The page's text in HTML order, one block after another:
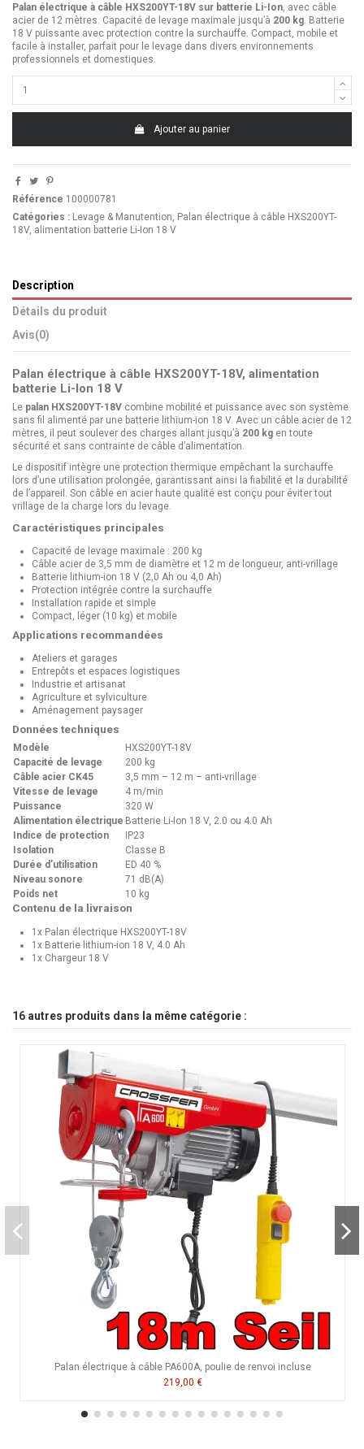
Palan électrique à câble HXS200YT-18V sur batterie Li-Ion , avec câble
acier de 12 mètres. Capacité de levage maximale jusqu’à 200 kg . Batterie
18 V puissante avec protection contre la surchauffe. Compact, mobile et
facile à installer, parfait pour le levage dans divers environnements
professionnels et domestiques.
Ajouter au panier
Référence 100000781
Catégories : Levage & Manutention, Palan électrique à câble HXS200YT-
18V, alimentation batterie Li-Ion 18 V
Description
Détails du produit
Avis(0)
Palan électrique à câble HXS200YT-18V, alimentation
batterie Li-Ion 18 V
Le palan HXS200YT-18V combine mobilité et puissance avec son système
sans fil alimenté par une batterie lithium-ion 18 V. Avec un câble acier de 12
mètres, il peut soulever des charges allant jusqu’à 200 kg en toute
sécurité et sans contrainte de câble d’alimentation.
Le dispositif intègre une protection thermique empêchant la surchauffe
lors d’une utilisation prolongée, garantissant ainsi la fiabilité et la durabilité
de l’appareil. Son câble en acier haute qualité est conçu pour éviter tout
vrillage de la charge lors du levage.
Caractéristiques principales
Capacité de levage maximale : 200 kg
Câble acier de 3,5 mm de diamètre et 12 m de longueur, anti-vrillage
Batterie lithium-ion 18 V (2,0 Ah ou 4,0 Ah)
Protection intégrée contre la surchauffe
Installation rapide et simple
Compact, léger (10 kg) et mobile
Applications recommandées
Ateliers et garages
Entrepôts et espaces logistiques
Industrie et artisanat
Agriculture et sylviculture
Aménagement paysager
Données techniques
Modèle
HXS200YT-18V
Capacité de levage
200 kg
Câble acier CK45
3,5 mm – 12 m – anti-vrillage
Vitesse de levage
4 m/min
Puissance
320 W
Alimentation électrique Batterie Li-Ion 18 V, 2.0 ou 4.0 Ah
Indice de protection
IP23
Isolation
Classe B
Durée d’utilisation
ED 40 %
Niveau sonore
71 dB(A)
Poids net
10 kg
Contenu de la livraison
1x Palan électrique HXS200YT-18V
1x Batterie lithium-ion 18 V, 4.0 Ah
1x Chargeur 18 V
16 autres produits dans la même catégorie :
Palan électrique à câble PA600A, poulie de renvoi incluse
219,00 €